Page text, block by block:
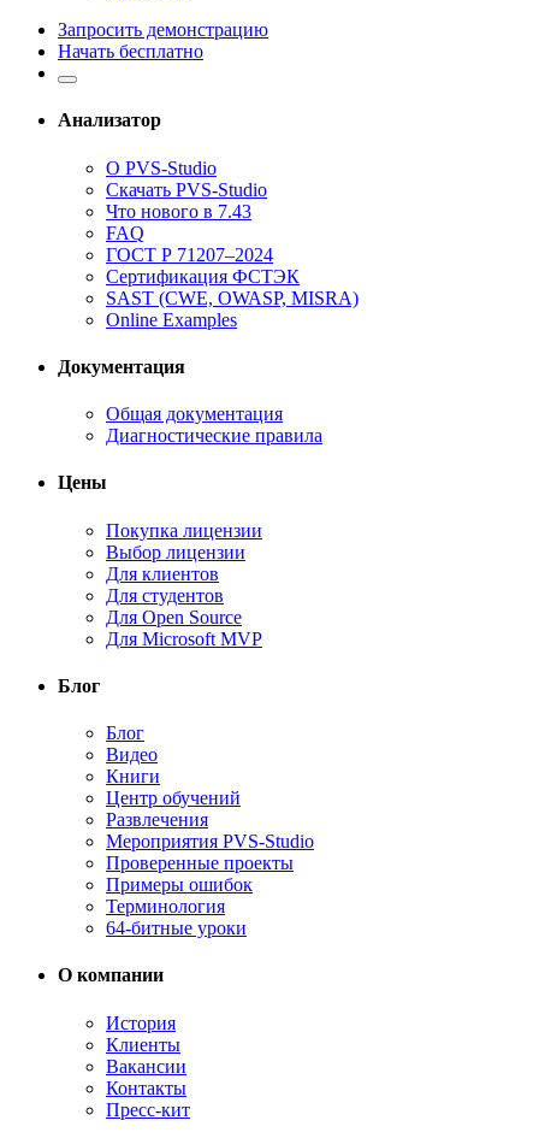
Запросить демонстрацию
Начать бесплатно
Анализатор
О PVS-Studio
Скачать PVS-Studio
Что нового в 7.43
FAQ
ГОСТ Р 71207–2024
Сертификация ФСТЭК
SAST (CWE, OWASP, MISRA)
Online Examples
Документация
Общая документация
Диагностические правила
Цены
Покупка лицензии
Выбор лицензии
Для клиентов
Для студентов
Для Open Source
Для Microsoft MVP
Блог
Блог
Видео
Книги
Центр обучений
Развлечения
Мероприятия PVS-Studio
Проверенные проекты
Примеры ошибок
Терминология
64-битные уроки
О компании
История
Клиенты
Вакансии
Контакты
Пресс-кит